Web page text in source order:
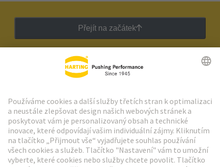
Přejít na začátek
Zpravodaj HARTING
Přejít na registraci
Social Media